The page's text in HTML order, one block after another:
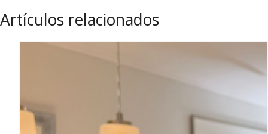
Artículos relacionados